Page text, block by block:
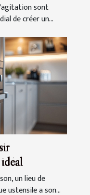
sont
de créer un...
un lieu de
ustensile a son...